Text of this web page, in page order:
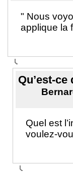
" Nous
applique la
Qu’est-ce
Quel est
voulez-